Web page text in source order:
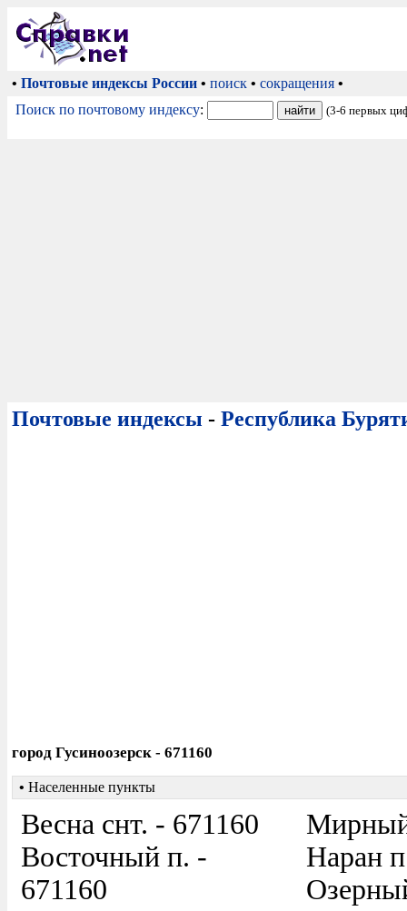
• Почтовые индексы России • поиск • сокращения •
Поиск по почтовому индексу: (3-6 первых
Почтовые индексы - Республика
город Гусиноозерск - 671160
• Населенные пункты
Весна снт. - 671160
Восточный п. -
671160
Наран